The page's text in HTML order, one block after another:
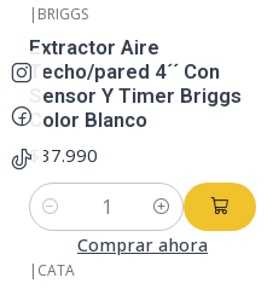
| BRIGGS
Extractor Aire
Techo/pared 4´´ Con
Sensor Y Timer Briggs
Color Blanco
$37.990
Cantidad
Comprar ahora
| CATA